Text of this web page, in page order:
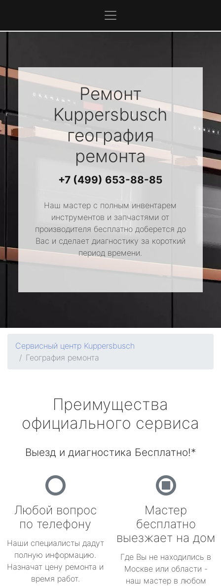
Ремонт
Kuppersbusch
география
ремонта
+7 (499) 653-88-85
Наш мастер с полным инвентарем
инструментов и запчастями от
производителя бесплатно доберется до
Вас и сделает диагностику за короткий
период времени.
Сервисный центр Kuppersbusch
География ремонта
Преимущества
официального сервиса
Выезд и диагностика Бесплатно!*
Любой вопрос
по телефону
Наши специалисты дадут
полную информацию.
Назначат цену ремонта и
время работ.
Мастер
бесплатно
выезжает на дом
Где Вы не находились в
Москве или области -
наш мастер в любом